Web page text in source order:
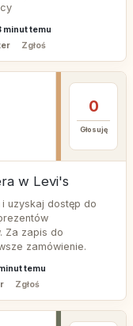
minut temu
Zgłoś
0
Głosuję
w Levi's
uzyskaj dostęp do
Za zapis do
zamówienie.
temu
Zgłoś